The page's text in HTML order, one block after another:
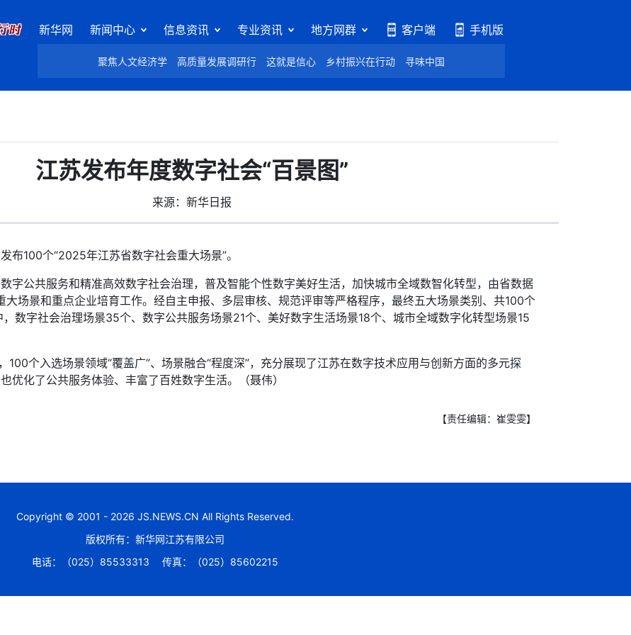
新华网 新闻中心 信息资讯 专业资讯 地方网群 客户端 手机版
聚焦人文经济学 高质量发展调研行 这就是信心 乡村振兴在行动 寻味中国
江苏发布年度数字社会“百景图”
来源：新华日报
100个“2025年江苏省数字社会重大场景”。
公共服务和精准高效数字社会治理，普及智能个性数字美好生活，加快城市全域数智化转型，由省数据
场景和重点企业培育工作。经自主申报、多层审核、规范评审等严格程序，最终五大场景类别、共100个
数字社会治理场景35个、数字公共服务场景21个、美好数字生活场景18个、城市全域数字化转型场景15
个入选场景领域“覆盖广”、场景融合“程度深”，充分展现了江苏在数字技术应用与创新方面的多元探
优化了公共服务体验、丰富了百姓数字生活。（聂伟）
【责任编辑：崔雯雯】
Copyright © 2001 - 2026 JS.NEWS.CN All Rights Reserved.
版权所有：新华网江苏有限公司
电话：（025）85533313
传真：（025）85602215